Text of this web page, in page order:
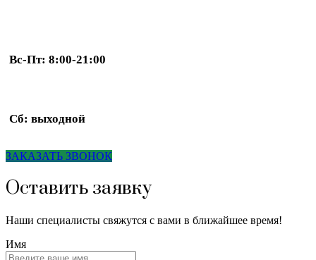
Вс-Пт: 8:00-21:00
Сб: выходной
ЗАКАЗАТЬ ЗВОНОК
Оставить заявку
Наши специалисты свяжутся с вами в ближайшее время!
Имя